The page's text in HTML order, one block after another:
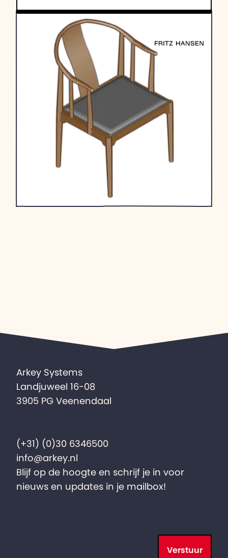
Arkey Systems
Landjuweel 16-08
3905 PG Veenendaal
(+31) (0)30 6346500
info@arkey.nl
Blijf op de hoogte en schrijf je in voor
nieuws en updates in je mailbox!
Verstuur